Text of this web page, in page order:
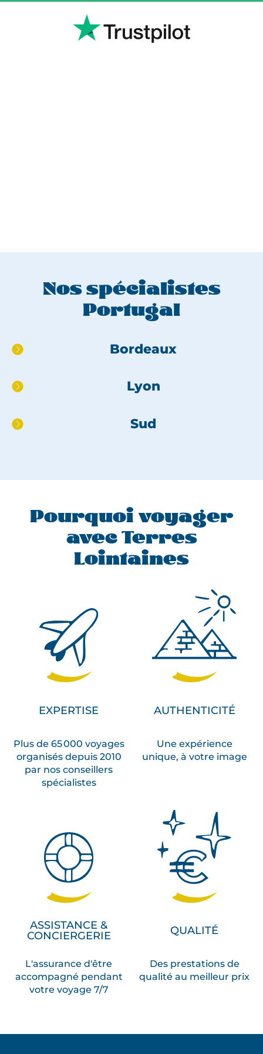
Nos spécialistes
Portugal
Aller
pied
Bordeaux
Lyon
Sud
Pourquoi voyager
avec Terres
Lointaines
EXPERTISE
Plus de 65 000 voyages
organisés depuis 2010
par nos conseillers
spécialistes
AUTHENTICITÉ
Une expérience
unique, à votre image
ASSISTANCE &
CONCIERGERIE
L'assurance d'être
accompagné pendant
votre voyage 7/7
QUALITÉ
Des prestations de
qualité au meilleur prix